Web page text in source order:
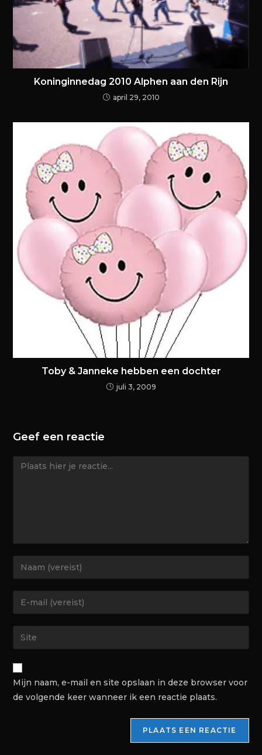
Koninginnedag 2010 Alphen aan den Rijn
april 29, 2010
Toby & Janneke hebben een dochter
juli 3, 2009
Geef een reactie
Mijn naam, e-mail en site opslaan in deze browser voor
de volgende keer wanneer ik een reactie plaats.